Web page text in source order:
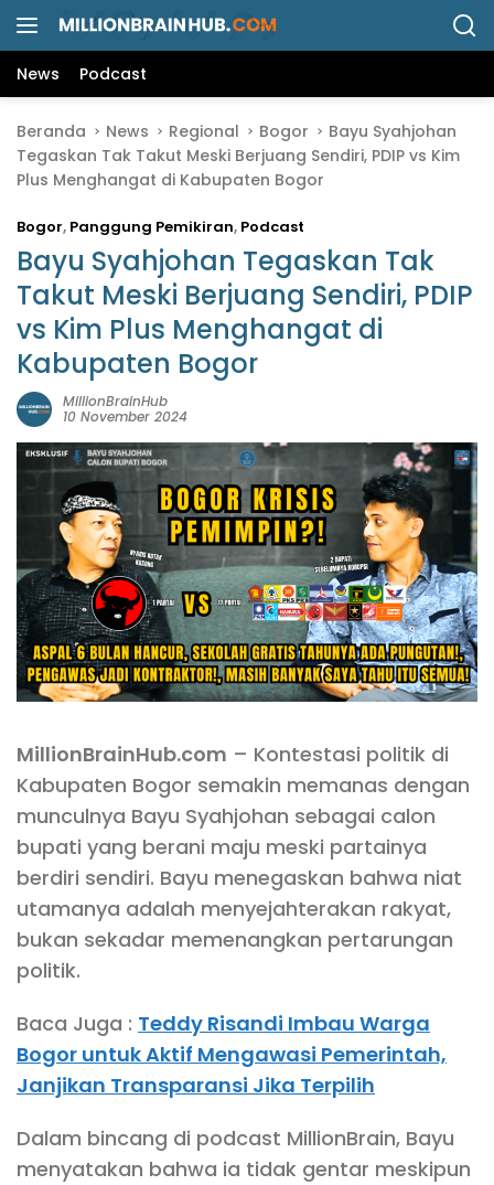
News Podcast
Beranda News Regional Bogor
Bayu Syahjohan
Tegaskan Tak Takut Meski Berjuang Sendiri, PDIP vs Kim
Plus Menghangat di Kabupaten Bogor
Bogor, Panggung Pemikiran, Podcast
Bayu Syahjohan Tegaskan Tak
Takut Meski Berjuang Sendiri, PDIP
vs Kim Plus Menghangat di
Kabupaten Bogor
MillionBrainHub
10 November 2024
MillionBrainHub.com – Kontestasi politik di
Kabupaten Bogor semakin memanas dengan
munculnya Bayu Syahjohan sebagai calon
bupati yang berani maju meski partainya
berdiri sendiri. Bayu menegaskan bahwa niat
utamanya adalah menyejahterakan rakyat,
bukan sekadar memenangkan pertarungan
politik.
Baca Juga : Teddy Risandi Imbau Warga
Bogor untuk Aktif Mengawasi Pemerintah,
Janjikan Transparansi Jika Terpilih
Dalam bincang di podcast MillionBrain, Bayu
menyatakan bahwa ia tidak gentar meskipun